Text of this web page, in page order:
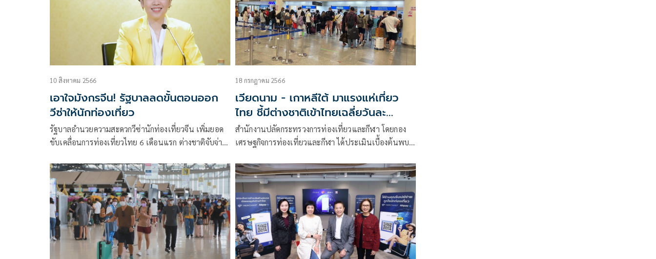
คน
10 สิงหาคม 2566
เอาใจมังกรจีน! รัฐบาลลดขั้นตอนออก
วีซ่าให้นักท่องเที่ยว
รัฐบาลอำนวยความสะดวกวีซ่านักท่องเที่ยวจีน เพิ่มยอด
ขับเคลื่อนการท่องเที่ยวไทย 6 เดือนแรก ต่างชาติจับจ่าย
18 กรกฎาคม 2566
เวียดนาม - เกาหลีใต้ มาแรงแห่เที่ยว
ไทย ชี้มีต่างชาติเข้าไทยเฉลี่ยวันละ
80,353 คน
สำนักงานปลัดกระทรวงการท่องเที่ยวและกีฬา โดยกอง
เศรษฐกิจการท่องเที่ยวและกีฬา ได้ประเมินเบื้องต้นพบ
เพิ่มขึ้นจากสัปดาห์ก่อนหน้าเล็กน้อย โดยเป็นผลจากการ
ขยายตัวของนักท่องเที่ยวกลุ่มเอเชียตะวันออก (โดย
เฉพาะนักท่องเที่ยวจีน เกาหลีใต้ และญี่ปุ่น)